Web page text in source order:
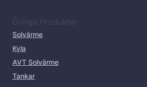
Övriga Produkter
Solvärme
Kyla
AVT Solvärme
Tankar